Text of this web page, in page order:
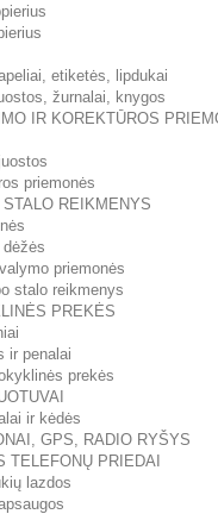
etiketės, lipdukai
žurnalai, knygos
IR KOREKTŪROS
priemonės
STALO REIKMENYS
priemonės
stalo reikmenys
PREKĖS
ir penalai
prekės
ir kėdės
GPS, RADIO RYŠYS
TELEFONŲ PRIEDAI
lazdos